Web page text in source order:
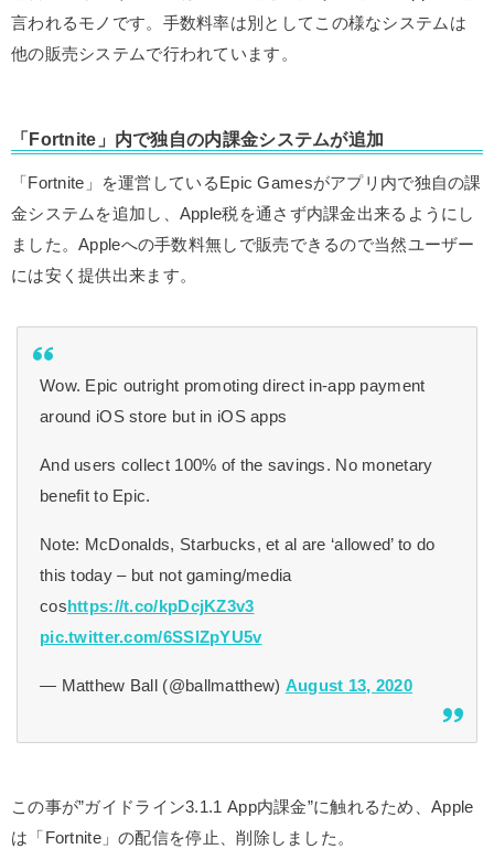
言われるモノです。手数料率は別としてこの様なシステムは
他の販売システムで行われています。
「Fortnite」内で独自の内課金システムが追加
「Fortnite」を運営しているEpic Gamesがアプリ内で独自の課
金システムを追加し、Apple税を通さず内課金出来るようにし
ました。Appleへの手数料無しで販売できるので当然ユーザー
には安く提供出来ます。
Wow. Epic outright promoting direct in-app payment
around iOS store but in iOS apps
And users collect 100% of the savings. No monetary
benefit to Epic.
Note: McDonalds, Starbucks, et al are ‘allowed’ to do
this today – but not gaming/media
cos https://t.co/kpDcjKZ3v3
pic.twitter.com/6SSlZpYU5v
— Matthew Ball (@ballmatthew) August 13, 2020
この事が”ガイドライン3.1.1 App内課金”に触れるため、Apple
は「Fortnite」の配信を停止、削除しました。